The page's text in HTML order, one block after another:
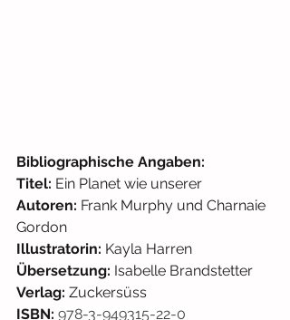
Bibliographische Angaben:
Titel: Ein Planet wie unserer
Autoren: Frank Murphy und Charnaie
Gordon
Illustratorin: Kayla Harren
Übersetzung: Isabelle Brandstetter
Verlag: Zuckersüss
ISBN: 978-3-949315-22-0